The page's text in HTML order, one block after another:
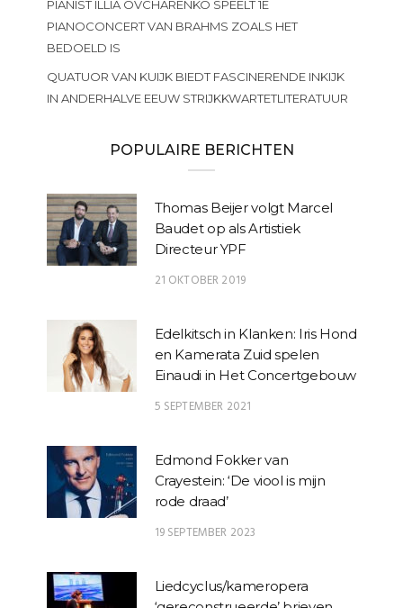
PIANIST ILLIA OVCHARENKO SPEELT 1E
PIANOCONCERT VAN BRAHMS ZOALS HET
BEDOELD IS
QUATUOR VAN KUIJK BIEDT FASCINERENDE INKIJK
IN ANDERHALVE EEUW STRIJKKWARTETLITERATUUR
POPULAIRE BERICHTEN
Thomas Beijer volgt Marcel
Baudet op als Artistiek
Directeur YPF
21 OKTOBER 2019
Edelkitsch in Klanken: Iris Hond
en Kamerata Zuid spelen
Einaudi in Het Concertgebouw
5 SEPTEMBER 2021
Edmond Fokker van
Crayestein: ‘De viool is mijn
rode draad’
19 SEPTEMBER 2023
Liedcyclus/kameropera